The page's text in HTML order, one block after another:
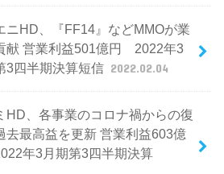
ニHD、『FF14』などMMOが業
献 営業利益501億円 2022年3
3四半期決算短信 2022.02.04
HD、各事業のコロナ禍からの復
去最高益を更新 営業利益603億
年3月期第3四半期決算